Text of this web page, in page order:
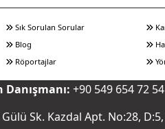
Sık Sorulan Sorular
Blog
Röportajlar
Danışmanı: +90 549 654 72 54
Sk. Kazdal Apt. No:28,